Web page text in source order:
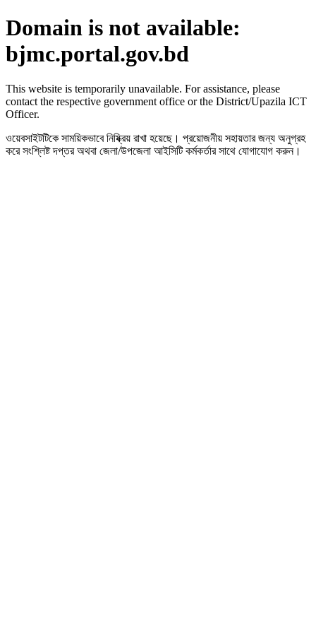
Domain is not available:
bjmc.portal.gov.bd
This website is temporarily unavailable. For assistance, please
contact the respective government office or the District/Upazila ICT
Officer.
ওয়েবসাইটটিকে সাময়িকভাবে নিষ্ক্রিয় রাখা হয়েছে। প্রয়োজনীয় সহায়তার জন্য অনুগ্রহ
করে সংশ্লিষ্ট দপ্তর অথবা জেলা/উপজেলা আইসিটি কর্মকর্তার সাথে যোগাযোগ করুন।